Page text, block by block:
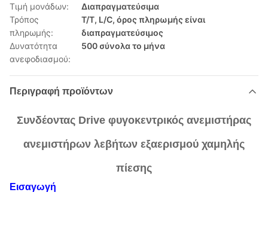
Τιμή μονάδων:
Διαπραγματεύσιμα
Τρόπος
πληρωμής:
T/T, L/C, όρος πληρωμής είναι
διαπραγματεύσιμος
Δυνατότητα
ανεφοδιασμού:
500 σύνολα το μήνα
Περιγραφή προϊόντων
Συνδέοντας Drive φυγοκεντρικός ανεμιστήρας
ανεμιστήρων λεβήτων εξαερισμού χαμηλής
πίεσης
Εισαγωγή